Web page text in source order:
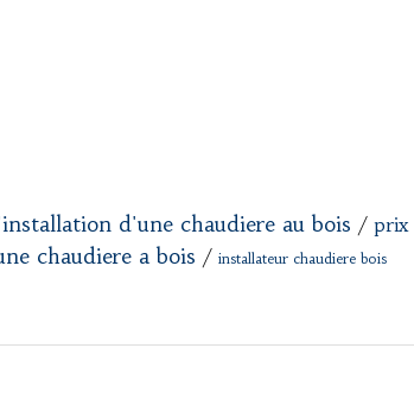
d'une chaudiere au bois / prix
chaudiere a bois / installateur chaudiere bois